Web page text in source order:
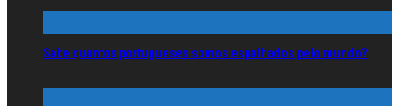
Sabe quantos portugueses somos espalhados pelo mundo?